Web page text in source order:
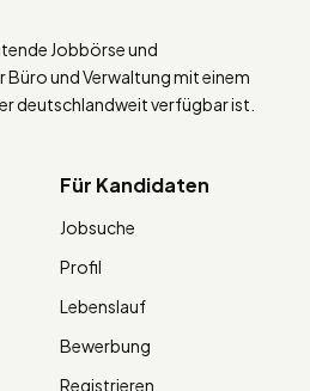
Jobbörse und
und Verwaltung mit einem
deutschlandweit verfügbar ist.
Für Kandidaten
Jobsuche
Profil
Lebenslauf
Bewerbung
Registrieren